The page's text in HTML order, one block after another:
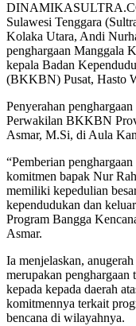
Sulawesi Tenggara
Kolaka Utara, Andi
penghargaan Manggala
kepala Badan
(BKKBN) Pusat, Hasto
Penyerahan
Perwakilan BKKBN
Asmar, M.Si, di Aula
“Pemberian
komitmen bapak Nur
memiliki kepedulian
kependudukan dan
Program Bangga
Asmar.
Ia menjelaskan,
merupakan
kepada kepada daerah
komitmennya terkait
bencana di wilayahnya.